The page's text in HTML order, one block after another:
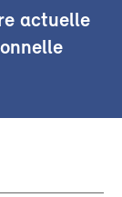
actuelle